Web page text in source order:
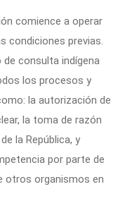
comience a operar
condiciones previas.
consulta indígena
los procesos y
la autorización de
la toma de razón
la República, y
por parte de
otros organismos en